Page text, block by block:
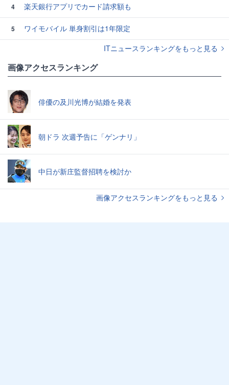
4 楽天銀行アプリでカード請求額も
5
ワイモバイル 単身割引は1年限定
ITニュースランキングをもっと見る
画像アクセスランキング
俳優の及川光博が結婚を発表
朝ドラ 次週予告に「ゲンナリ」
中日が新庄監督招聘を検討か
画像アクセスランキングをもっと見る